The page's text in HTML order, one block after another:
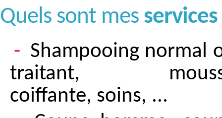
Quels sont mes services
Shampooing normal
traitant,
coiffante, soins, ...